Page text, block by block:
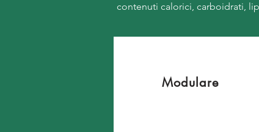
contenuti calorici, carboidrati,
Modulare